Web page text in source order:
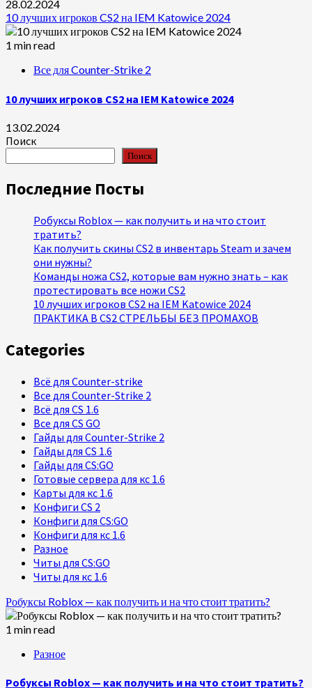
28.02.2024
10 лучших игроков CS2 на IEM Katowice 2024
1 min read
Все для Counter-Strike 2
10 лучших игроков CS2 на IEM Katowice 2024
13.02.2024
Поиск
Поиск
Последние Посты
Робуксы Roblox — как получить и на что стоит
тратить?
Как получить скины CS2 в инвентарь Steam и зачем
они нужны?
Команды ножа CS2, которые вам нужно знать – как
протестировать все ножи CS2
10 лучших игроков CS2 на IEM Katowice 2024
ПРАКТИКА В CS2 СТРЕЛЬБЫ БЕЗ ПРОМАХОВ
Categories
Всё для Counter-strike
Все для Counter-Strike 2
Всё для CS 1.6
Все для CS GO
Гайды для Counter-Strike 2
Гайды для CS 1.6
Гайды для CS:GO
Готовые сервера для кс 1.6
Карты для кс 1.6
Конфиги CS 2
Конфиги для CS:GO
Конфиги для кс 1.6
Разное
Читы для CS:GO
Читы для кс 1.6
Робуксы Roblox — как получить и на что стоит тратить?
1 min read
Разное
Робуксы Roblox — как получить и на что стоит тратить?